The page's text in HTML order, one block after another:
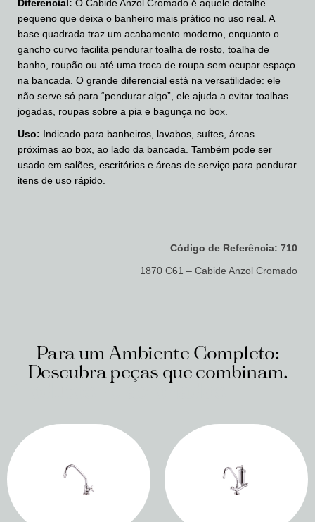
Diferencial: O Cabide Anzol Cromado é aquele detalhe
pequeno que deixa o banheiro mais prático no uso real. A
base quadrada traz um acabamento moderno, enquanto o
gancho curvo facilita pendurar toalha de rosto, toalha de
banho, roupão ou até uma troca de roupa sem ocupar espaço
na bancada. O grande diferencial está na versatilidade: ele
não serve só para “pendurar algo”, ele ajuda a evitar toalhas
jogadas, roupas sobre a pia e bagunça no box.
Uso: Indicado para banheiros, lavabos, suítes, áreas
próximas ao box, ao lado da bancada. Também pode ser
usado em salões, escritórios e áreas de serviço para pendurar
itens de uso rápido.
Código de Referência: 710
1870 C61 – Cabide Anzol Cromado
Para um Ambiente Completo:
Descubra peças que combinam.